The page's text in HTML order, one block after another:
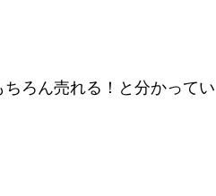
ろん売れる！と分かってい